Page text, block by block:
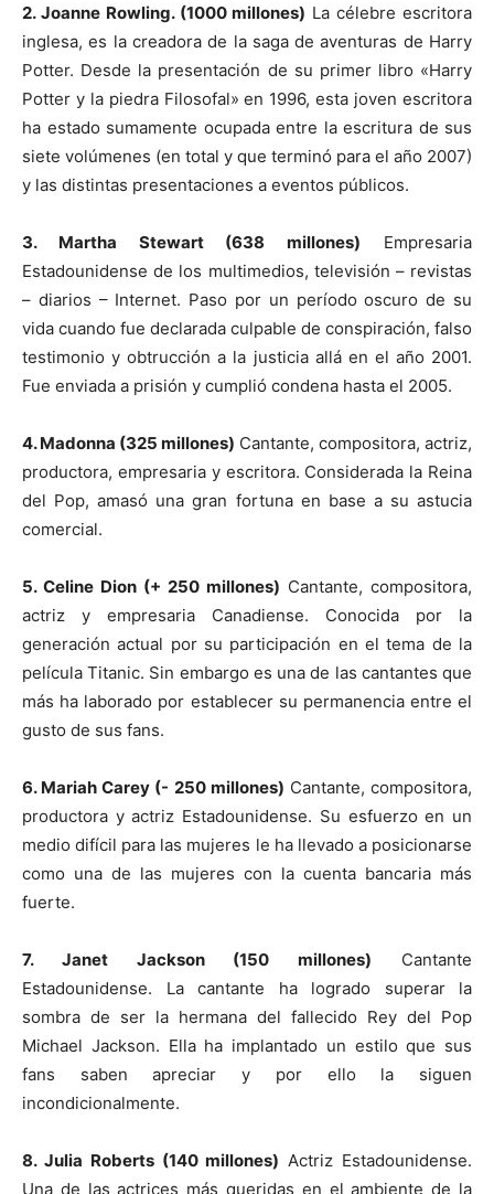
2. Joanne Rowling. (1000 millones) La célebre escritora
inglesa, es la creadora de la saga de aventuras de Harry
Potter. Desde la presentación de su primer libro «Harry
Potter y la piedra Filosofal» en 1996, esta joven escritora
ha estado sumamente ocupada entre la escritura de sus
siete volúmenes (en total y que terminó para el año 2007)
y las distintas presentaciones a eventos públicos.
3. Martha Stewart (638 millones) Empresaria
Estadounidense de los multimedios, televisión – revistas
– diarios – Internet. Paso por un período oscuro de su
vida cuando fue declarada culpable de conspiración, falso
testimonio y obtrucción a la justicia allá en el año 2001.
Fue enviada a prisión y cumplió condena hasta el 2005.
4. Madonna (325 millones) Cantante, compositora, actriz,
productora, empresaria y escritora. Considerada la Reina
del Pop, amasó una gran fortuna en base a su astucia
comercial.
5. Celine Dion (+ 250 millones) Cantante, compositora,
actriz y empresaria Canadiense. Conocida por la
generación actual por su participación en el tema de la
película Titanic. Sin embargo es una de las cantantes que
más ha laborado por establecer su permanencia entre el
gusto de sus fans.
6. Mariah Carey (- 250 millones) Cantante, compositora,
productora y actriz Estadounidense. Su esfuerzo en un
medio difícil para las mujeres le ha llevado a posicionarse
como una de las mujeres con la cuenta bancaria más
fuerte.
7. Janet Jackson (150 millones) Cantante
Estadounidense. La cantante ha logrado superar la
sombra de ser la hermana del fallecido Rey del Pop
Michael Jackson. Ella ha implantado un estilo que sus
fans saben apreciar y por ello la siguen
incondicionalmente.
8. Julia Roberts (140 millones) Actriz Estadounidense.
Una de las actrices más queridas en el ambiente de la